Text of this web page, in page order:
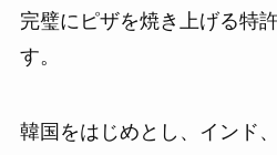
完璧にピザを焼き上げる特
す。
韓国をはじめとし、インド